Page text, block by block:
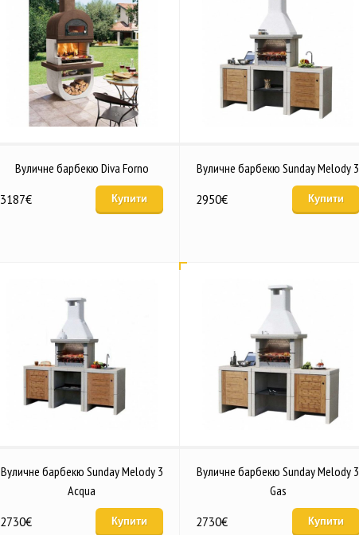
Вуличне барбекю Diva Forno
3187€ Купити
Вуличне барбекю Sunday Melody 3
2950€ Купити
Вуличне барбекю Sunday Melody 3
Acqua
2730€ Купити
Вуличне барбекю Sunday Melody 3
Gas
2730€ Купити